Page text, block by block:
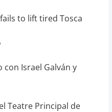
to lift tired Tosca
con Israel Galván y
Teatre Principal de